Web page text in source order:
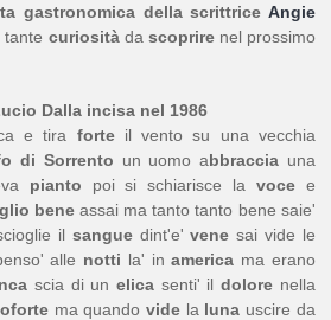
gastronomica della scrittrice Angie
tante curiosità da scoprire nel prossimo
Dalla incisa nel 1986
e tira forteil vento su una vecchia
di Sorrento un uomo abbraccia una
pianto poi si schiarisce la vocee
beneassai ma tanto tanto bene saie'
il sanguedint'e'vene sai vide le
alle notti la' inamerica ma erano
scia di un elicasenti' ildolore nella
ma quandovide la luna uscire da